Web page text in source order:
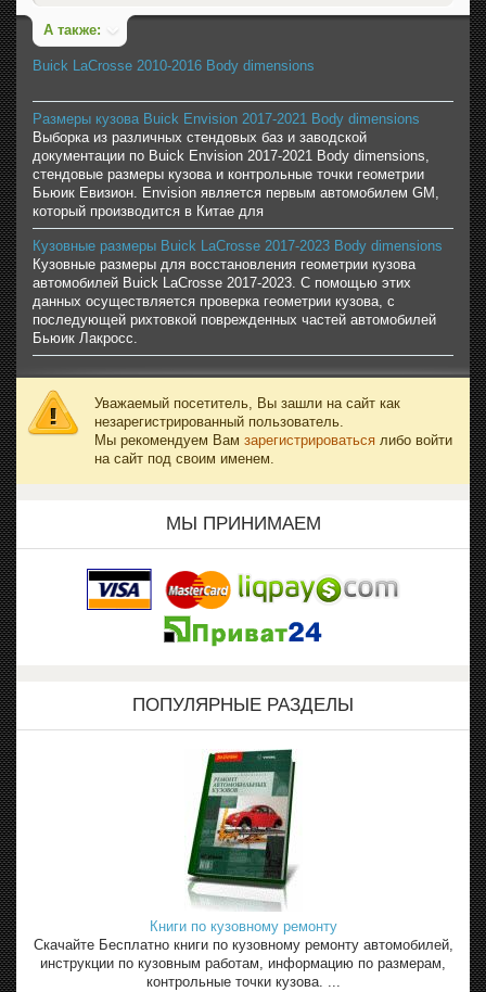
А также:
Buick LaCrosse 2010-2016 Body dimensions
Размеры кузова Buick Envision 2017-2021 Body dimensions
Выборка из различных стендовых баз и заводской
документации по Buick Envision 2017-2021 Body dimensions,
стендовые размеры кузова и контрольные точки геометрии
Бьюик Евизион. Envision является первым автомобилем GM,
который производится в Китае для
Кузовные размеры Buick LaCrosse 2017-2023 Body dimensions
Кузовные размеры для восстановления геометрии кузова
автомобилей Buick LaCrosse 2017-2023. С помощью этих
данных осуществляется проверка геометрии кузова, с
последующей рихтовкой поврежденных частей автомобилей
Бьюик Лакросс.
Уважаемый посетитель, Вы зашли на сайт как
незарегистрированный пользователь.
Мы рекомендуем Вам зарегистрироваться либо войти
на сайт под своим именем.
МЫ ПРИНИМАЕМ
ПОПУЛЯРНЫЕ РАЗДЕЛЫ
Книги по кузовному ремонту
Скачайте Бесплатно книги по кузовному ремонту автомобилей,
инструкции по кузовным работам, информацию по размерам,
контрольные точки кузова. ...